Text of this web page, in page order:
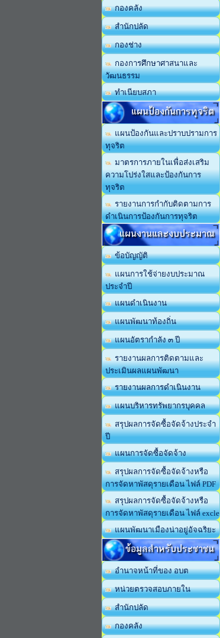
กองคลัง
สำนักปลัด
กองช่าง
กองการศึกษาศาสนาและ
วัฒนธรรม
ทำเนียบสภา
แผนป้องกันการทุจริต
แผนป้องกันและปราบปรามการ
ทุจริต
มาตรการภายในเพื่อส่งเสริม
ความโปร่งใสและป้องกันการ
ทุจริต
รายงานการกำกับติดตามการ
ดำเนินการป้องกันการทุจริต
แผนงานและงบประมาณ
ข้อบัญญัติ
แผนการใช้จ่ายงบประมาณ
ประจำปี
แผนดำเนินงาน
แผนพัฒนาท้องถิ่น
แผนอัตรากำลัง ๓ ปี
รายงานผลการติดตามและ
ประเมินผลแผนพัฒนา
รายงานผลการดำเนินงาน
แผนบริหารทรัพยากรบุคคล
สรุปผลการจัดซื้อจัดจ้างประจำ
ปี
แผนการจัดซื้อจัดจ้าง
สรุปผลการจัดซื้อจัดจ้างหรือ
การจัดหาพัสดุรายเดือน ไฟล์ PDF
สรุปผลการจัดซื้อจัดจ้างหรือ
การจัดหาพัสดุรายเดือน ไฟล์ excle
แผนพัฒนาเมืองน่าอยู่อัจฉริยะ
ข้อมูลสำหรับประชาชน
อำนาจหน้าที่ของ อบต
หน่วยตรวจสอบภายใน
สำนักปลัด
กองคลัง